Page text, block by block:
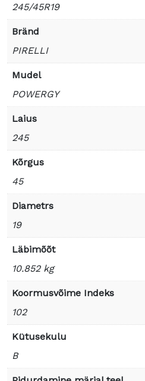
245/45R19
Bränd
PIRELLI
Mudel
POWERGY
Laius
245
Kõrgus
45
Diametrs
19
Läbimõõt
10.852 kg
Koormusvõime Indeks
102
Kütusekulu
B